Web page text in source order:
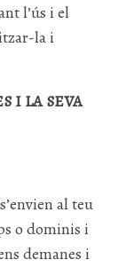
l’ús i el
la i
I LA SEVA
al teu
o dominis i
demanes i